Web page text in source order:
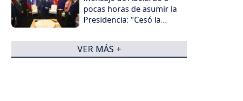
pocas horas de asumir la
Presidencia: "Cesó la
VER MÁS +